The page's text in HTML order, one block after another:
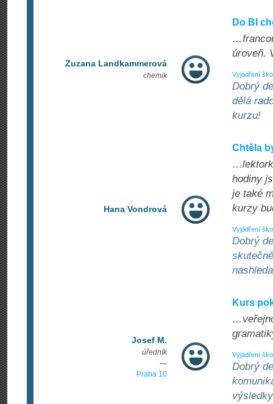
Zuzana Landkammerová
chemik
Do BI
úroveň.
Vyjádření
Dobrý
dělá
kurzu!
Hana Vondrová
Chtěla
hodiny
je také
kurzy
Vyjádření
Dobrý
Josef M.
úředník
---
Praha 10
Kurs
Vyjádření
Dobrý